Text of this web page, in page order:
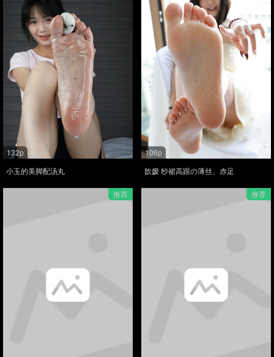
132p
小玉的美脚配汤丸
106p
歆媛 纱裙高跟の薄丝、赤足
推荐 推荐